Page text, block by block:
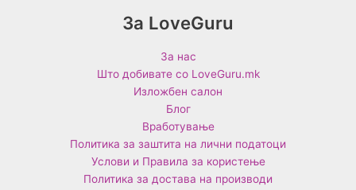
За LoveGuru
За нас
Што добивате со LoveGuru.mk
Изложбен салон
Блог
Вработување
Политика за заштита на лични податоци
Услови и Правила за користење
Политика за достава на производи